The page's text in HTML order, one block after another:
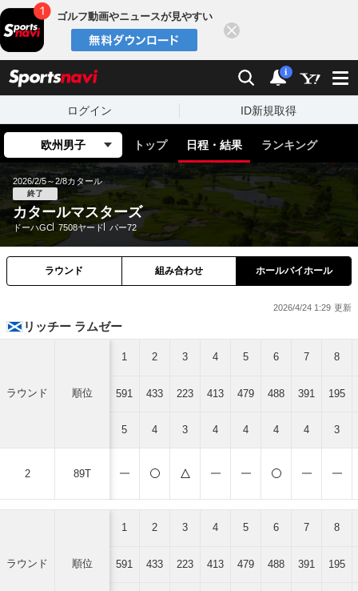
ゴルフ動画やニュースが見やすい
検索 通知
i
ログイン ID新規取得
欧州男子 トップ 日程・結果 ランキング
2026/2/5～2/8カタール
終了
カタールマスターズ
ドーハGC 7508ヤード パー72
ラウンド 組み合わせ ホールバイホール
2026/4/24 1:29
リッチー ラムゼー
ラウンド 順位
2 89T
1 2 3 4 5 6 7 8
591 433 223 413 479 488 391 195
5 4 3 4 4 4 4 3
ラウンド 順位
1 2 3 4 5 6 7 8
591 433 223 413 479 488 391 195